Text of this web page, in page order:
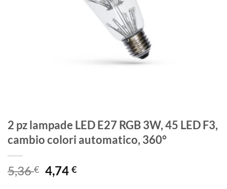
2 pz lampade LED E27 RGB 3W, 45 LED F3,
cambio colori automatico, 360°
5,36€ Il
prezzo
4,74€Il